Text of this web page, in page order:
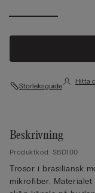
Storleksguide
Hitta
Beskrivning
Produktkod: SBD100
Trosor i brasiliansk
mikrofiber.